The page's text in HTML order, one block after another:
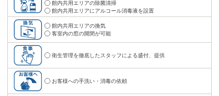
館内共用エリアの除菌清掃
館内共用エリアにアルコール消毒液を設置
館内共用エリアの換気
客室内の窓の開閉が可能
衛生管理を徹底したスタッフによる盛付、提供
お客様への手洗い・消毒の依頼